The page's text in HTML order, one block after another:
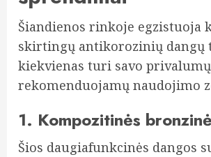
Šiandienos rinkoje egzistuoja
skirtingų antikorozinių dangų
kiekvienas turi savo
rekomenduojamų naudojimo
1. Kompozitinės
Šios daugiafunkcinės dangos